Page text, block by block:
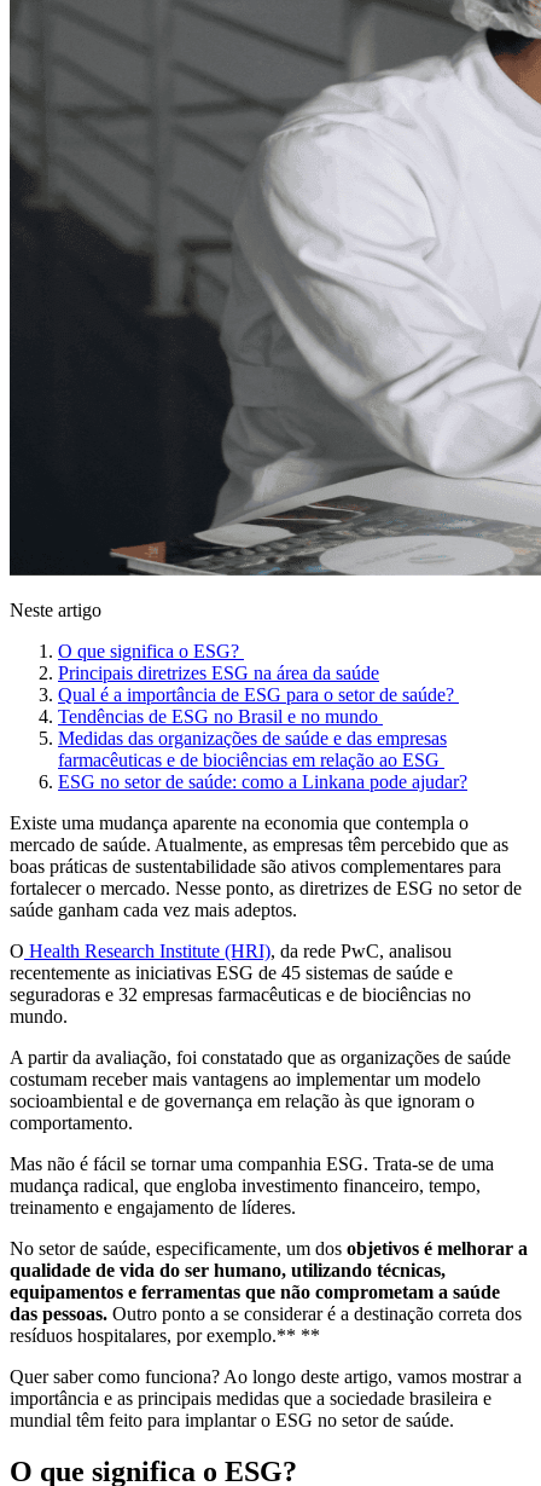
Neste artigo
O que significa o ESG?
Principais diretrizes ESG na área da saúde
Qual é a importância de ESG para o setor de saúde?
Tendências de ESG no Brasil e no mundo
Medidas das organizações de saúde e das empresas
farmacêuticas e de biociências em relação ao ESG
ESG no setor de saúde: como a Linkana pode ajudar?
Existe uma mudança aparente na economia que contempla o
mercado de saúde. Atualmente, as empresas têm percebido que as
boas práticas de sustentabilidade são ativos complementares para
fortalecer o mercado. Nesse ponto, as diretrizes de ESG no setor de
saúde ganham cada vez mais adeptos.
O Health Research Institute (HRI), da rede PwC, analisou
recentemente as iniciativas ESG de 45 sistemas de saúde e
seguradoras e 32 empresas farmacêuticas e de biociências no
mundo.
A partir da avaliação, foi constatado que as organizações de saúde
costumam receber mais vantagens ao implementar um modelo
socioambiental e de governança em relação às que ignoram o
comportamento.
Mas não é fácil se tornar uma companhia ESG. Trata-se de uma
mudança radical, que engloba investimento financeiro, tempo,
treinamento e engajamento de líderes.
No setor de saúde, especificamente, um dos objetivos é melhorar a
qualidade de vida do ser humano, utilizando técnicas,
equipamentos e ferramentas que não comprometam a saúde
das pessoas. Outro ponto a se considerar é a destinação correta dos
resíduos hospitalares, por exemplo.** **
Quer saber como funciona? Ao longo deste artigo, vamos mostrar a
importância e as principais medidas que a sociedade brasileira e
mundial têm feito para implantar o ESG no setor de saúde.
O que significa o ESG?